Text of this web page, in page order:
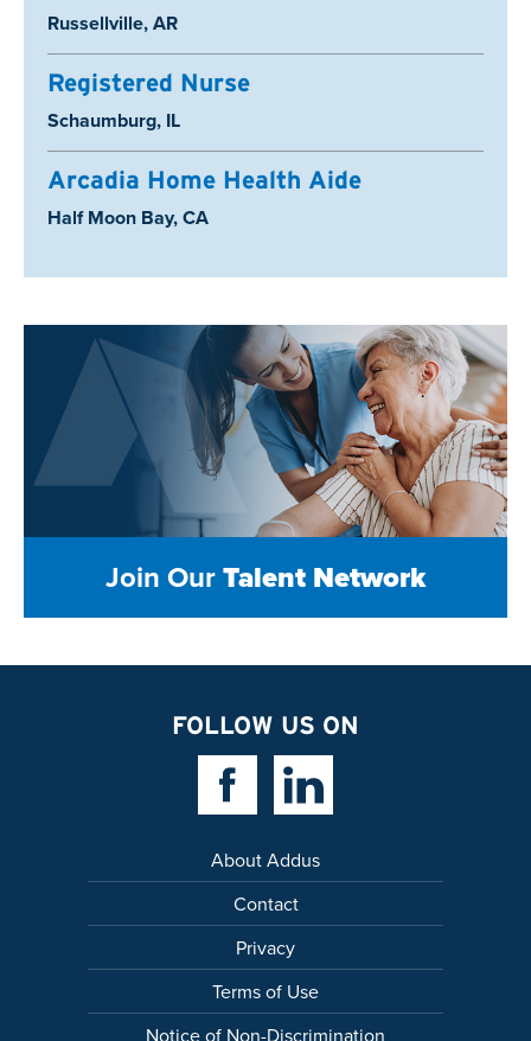
Location:
Russellville, AR
Registered Nurse
Location:
Schaumburg, IL
Arcadia Home Health Aide
Location:
Half Moon Bay, CA
Join OurTalent Network
FOLLOW US ON
Facebook LinkLinkedin Link
About Addus
Contact
Privacy
Terms of Use
Notice of Non-Discrimination